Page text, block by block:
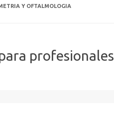
Y OFTALMOLOGIA